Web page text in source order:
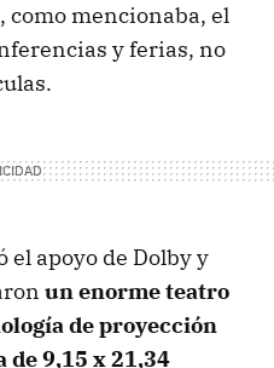
como mencionaba, el
y ferias, no
el apoyo de Dolby y
un enorme teatro
de proyección
de 9,15 x 21,34